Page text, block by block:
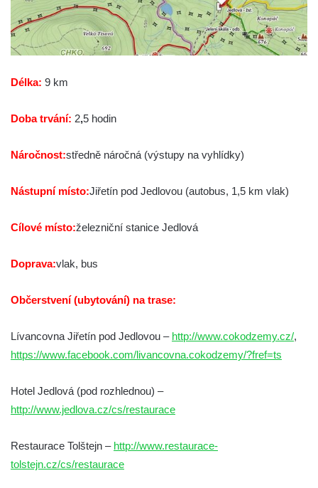
Délka: 9 km
Doba trvání: 2,5 hodin
Náročnost:středně náročná (výstupy na vyhlídky)
Nástupní místo:Jiřetín pod Jedlovou (autobus, 1,5 km vlak)
Cílové místo:železniční stanice Jedlová
Doprava:vlak, bus
Občerstvení (ubytování) na trase:
Lívancovna Jiřetín pod Jedlovou – http://www.cokodzemy.cz/,
https://www.facebook.com/livancovna.cokodzemy/?fref=ts
Hotel Jedlová (pod rozhlednou) –
http://www.jedlova.cz/cs/restaurace
Restaurace Tolštejn – http://www.restaurace-
tolstejn.cz/cs/restaurace